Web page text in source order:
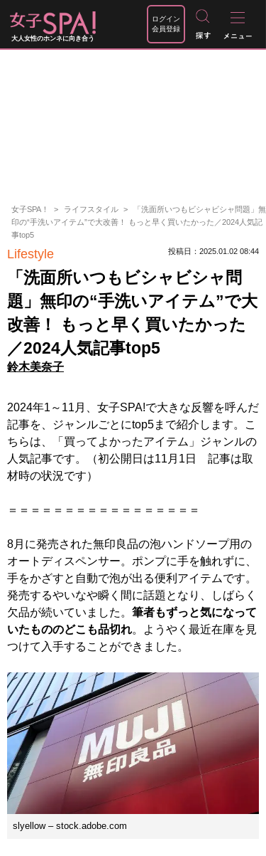
大人女性のホンネに向き合う
ログイン
会員登録
女子SPA！ ライフスタイル
「洗面所いつもビシャビシャ問題」無
印の“手洗いアイテム”で大改善！ もっと早く買いたかった／2024人気記
事top5
Lifestyle 投稿日：2025.01.02 08:44
「洗面所いつもビシャビシャ問
題」無印の“手洗いアイテム”で大
改善！ もっと早く買いたかった
／2024人気記事top5
鈴木美奈子
2024年1～11月、女子SPA!で大きな反響を呼んだ
記事を、ジャンルごとにtop5まで紹介します。こ
ちらは、「買ってよかったアイテム」ジャンルの
人気記事です。（初公開日は11月1日 記事は取
材時の状況です）
＝＝＝＝＝＝＝＝＝＝＝＝＝＝＝＝＝
8月に発売された無印良品の泡ハンドソープ用の
オートディスペンサー。ポンプに手を触れずに、
手をかざすと自動で泡が出る便利アイテムです。
発売するやいなや瞬く間に話題となり、しばらく
欠品が続いていました。 筆者もずっと気になって
いたもののどこも品切れ。ようやく最近在庫を見
つけて入手することができました。
slyellow – stock.adobe.com